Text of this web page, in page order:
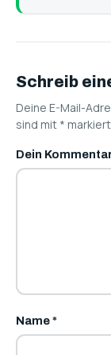
Schreib
Deine E-Mail-
sind mit *
Dein
Name*